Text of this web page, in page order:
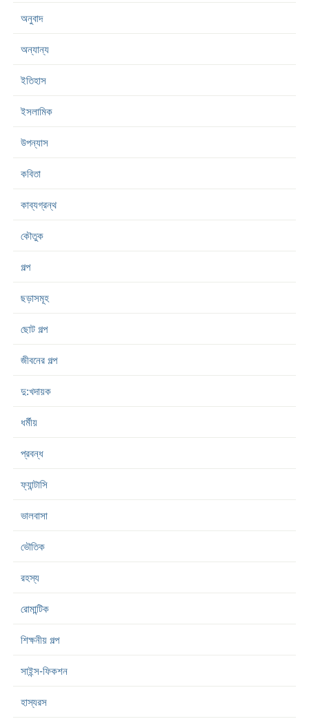
অনুবাদ
অন্যান্য
ইতিহাস
ইসলামিক
উপন্যাস
কবিতা
কাব্যগ্রন্থ
কৌতুক
গল্প
ছড়াসমূহ
ছোট গল্প
জীবনের গল্প
দু:খদায়ক
ধর্মীয়
প্রবন্ধ
ফ্যান্টাসি
ভালবাসা
ভৌতিক
রহস্য
রোমান্টিক
শিক্ষনীয় গল্প
সাইন্স-ফিকশন
হাস্যরস